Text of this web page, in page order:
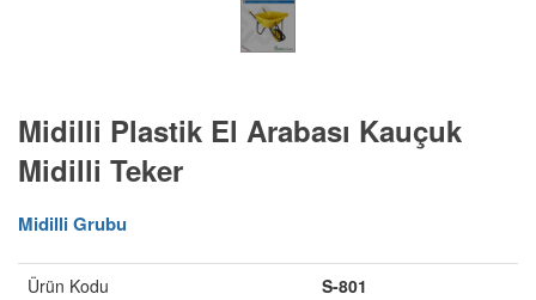
Midilli Plastik El Arabası Kauçuk
Midilli Teker
Midilli Grubu
Ürün Kodu
S-801